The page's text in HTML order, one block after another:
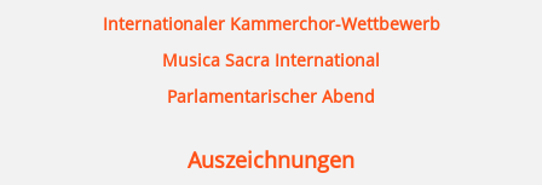
Internationaler Kammerchor-Wettbewerb
Musica Sacra International
Parlamentarischer Abend
Auszeichnungen